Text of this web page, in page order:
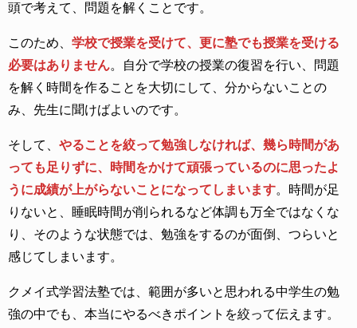
頭で考えて、問題を解くことです。
このため、 学校で授業を受けて、更に塾でも授業を受ける
必要はありません。自分で学校の授業の復習を行い、問題
を解く時間を作ることを大切にして、分からないことの
み、先生に聞けばよいのです。
そして、 やることを絞って勉強しなければ、幾ら時間があ
っても足りずに、時間をかけて頑張っているのに思ったよ
うに成績が上がらないことになってしまいます。時間が足
りないと、睡眠時間が削られるなど体調も万全ではなくな
り、そのような状態では、勉強をするのが面倒、つらいと
感じてしまいます。
クメイ式学習法塾では、範囲が多いと思われる中学生の勉
強の中でも、本当にやるべきポイントを絞って伝えます。